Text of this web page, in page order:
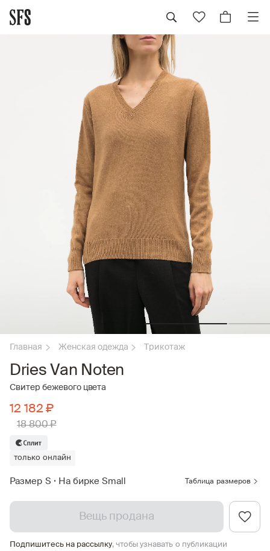
Главная Женская одежда Трикотаж
Dries Van Noten
Свитер бежевого цвета
12 182 ₽
18 800 ₽
только онлайн
Размер S • На бирке Small Таблица размеров
Вещь продана
Подпишитесь на рассылку, чтобы узнавать о публикации